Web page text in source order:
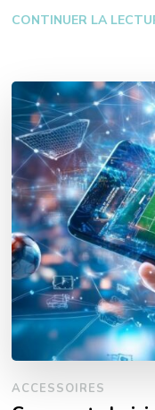
CONTINUER LA
ACCESSOIRES